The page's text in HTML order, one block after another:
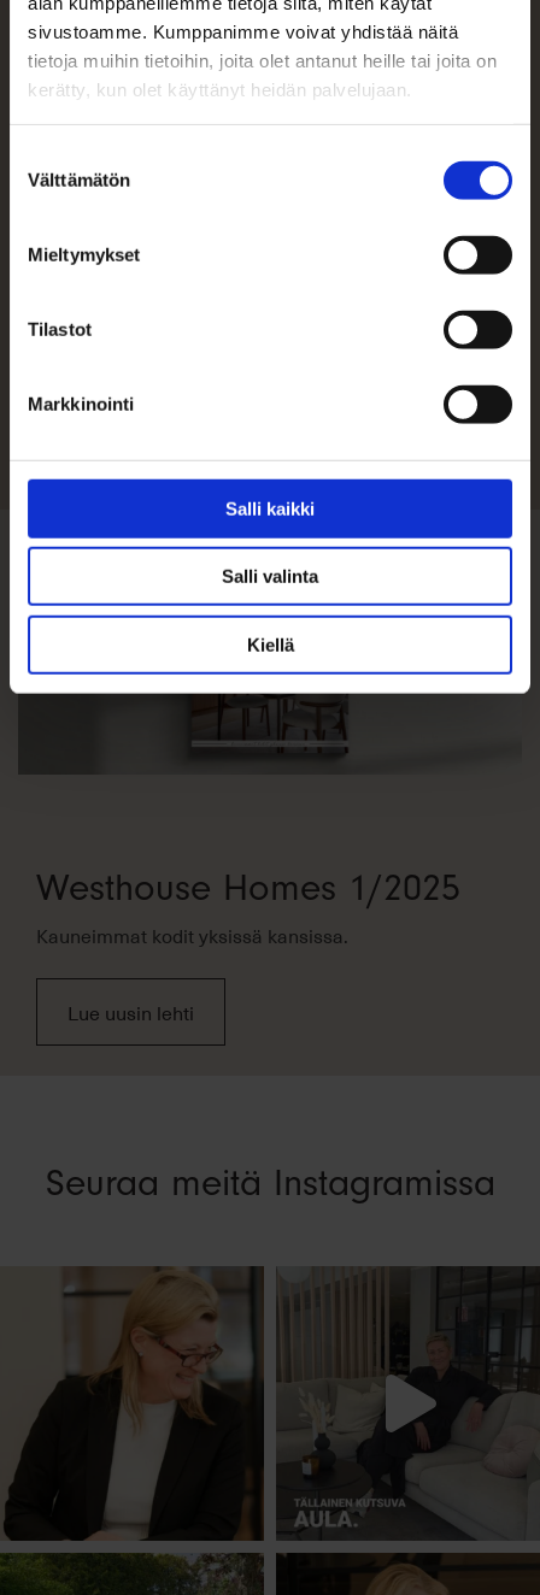
sivustoamme. Kumppanimme voivat yhdistää näitä
tietoja muihin tietoihin, joita olet antanut heille tai joita on
kerätty, kun olet käyttänyt heidän palvelujaan.
valinta
Välttämätön
Mieltymykset
Tilastot
Markkinointi
Salli kaikki
Salli valinta
Kiellä
Sinua saattaisi kiinnostaa
Westhouse Homes 1/2025
Kauneimmat kodit yksissä kansissa.
Lue uusin lehti
Seuraa meitä Instagramissa